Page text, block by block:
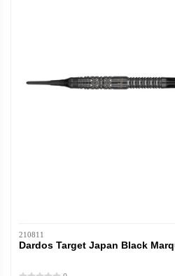
210811
Dardos Target Japan Black